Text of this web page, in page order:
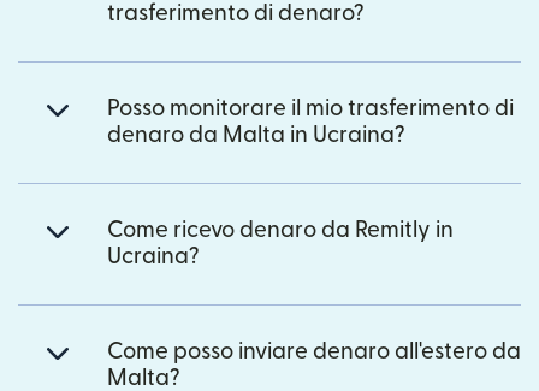
trasferimento di denaro?
Posso monitorare il mio trasferimento di
denaro da Malta in Ucraina?
Come ricevo denaro da Remitly in
Ucraina?
Come posso inviare denaro all'estero da
Malta?